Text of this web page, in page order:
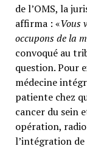
de l’OMS, la
affirma : «Vous
occupons de la
convoqué au
question. Pour
médecine
patiente chez
cancer du sein
opération,
l’intégration